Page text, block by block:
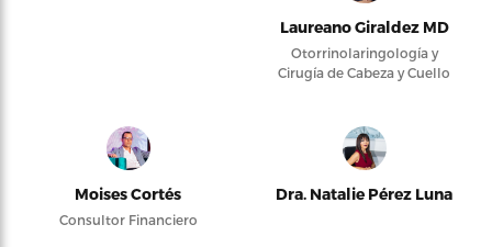
Laureano Giraldez MD
Otorrinolaringología y
Cirugía de Cabeza y Cuello
Moises Cortés
Consultor Financiero
Dra. Natalie Pérez Luna